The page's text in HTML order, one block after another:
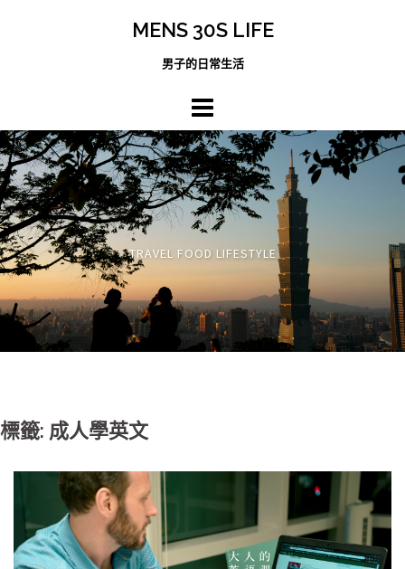
MENS 30S LIFE
男子的日常生活
TRAVEL FOOD LIFESTYLE
標籤: 成人學英文